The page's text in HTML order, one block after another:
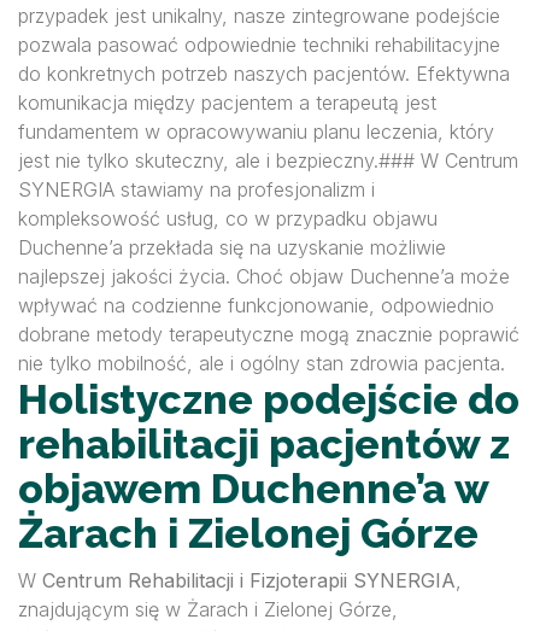
przypadek jest unikalny, nasze zintegrowane podejście
pozwala pasować odpowiednie techniki rehabilitacyjne
do konkretnych potrzeb naszych pacjentów. Efektywna
komunikacja między pacjentem a terapeutą jest
fundamentem w opracowywaniu planu leczenia, który
jest nie tylko skuteczny, ale i bezpieczny.### W Centrum
SYNERGIA stawiamy na profesjonalizm i
kompleksowość usług, co w przypadku objawu
Duchenne’a przekłada się na uzyskanie możliwie
najlepszej jakości życia. Choć objaw Duchenne’a może
wpływać na codzienne funkcjonowanie, odpowiednio
dobrane metody terapeutyczne mogą znacznie poprawić
nie tylko mobilność, ale i ogólny stan zdrowia pacjenta.
Holistyczne podejście do
rehabilitacji pacjentów z
objawem Duchenne’a w
Żarach i Zielonej Górze
W Centrum Rehabilitacji i Fizjoterapii SYNERGIA,
znajdującym się w Żarach i Zielonej Górze,